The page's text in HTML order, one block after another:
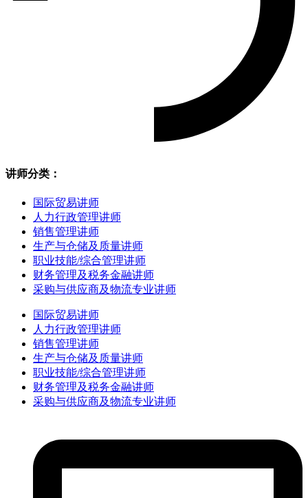
讲师分类：
国际贸易讲师
人力行政管理讲师
销售管理讲师
生产与仓储及质量讲师
职业技能/综合管理讲师
财务管理及税务金融讲师
采购与供应商及物流专业讲师
国际贸易讲师
人力行政管理讲师
销售管理讲师
生产与仓储及质量讲师
职业技能/综合管理讲师
财务管理及税务金融讲师
采购与供应商及物流专业讲师